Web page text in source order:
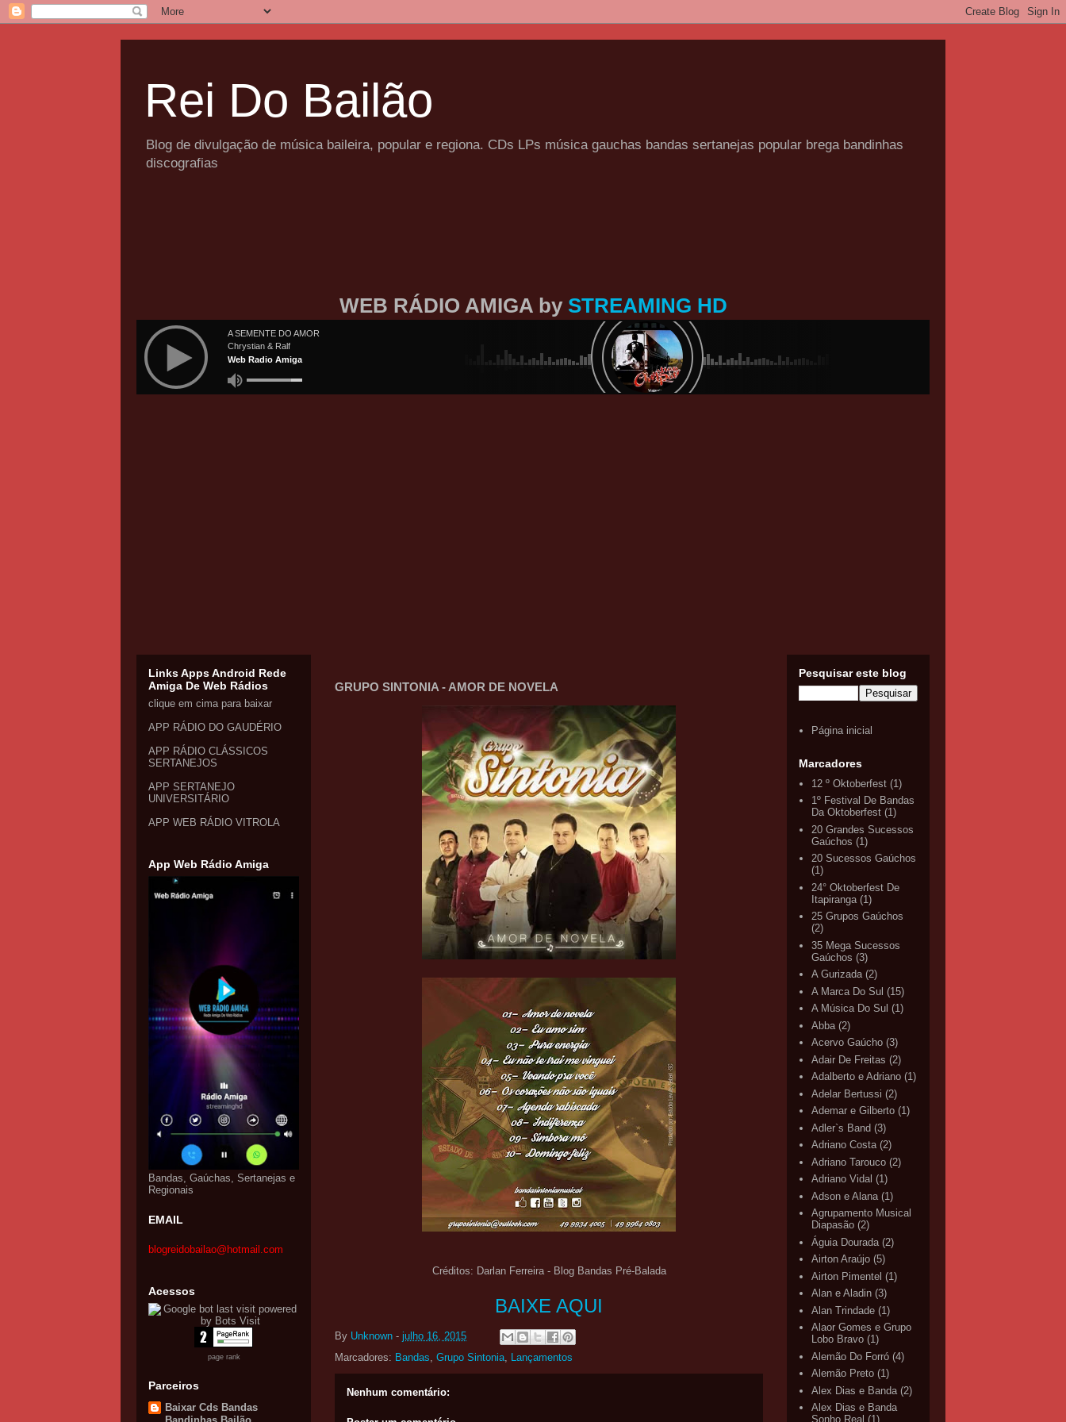
Rei Do Bailão
Blog de divulgação de música baileira, popular e regiona. CDs LPs música gauchas bandas sertanejas popular brega bandinhas
discografias
WEB RÁDIO AMIGA by STREAMING HD
GRUPO SINTONIA - AMOR DE NOVELA
Créditos: Darlan Ferreira - Blog Bandas Pré-Balada
BAIXE AQUI
By Unknown - julho 16, 2015
Marcadores: Bandas, Grupo Sintonia, Lançamentos
Nenhum comentário:
Links Apps Android Rede
Amiga De Web Rádios
clique em cima para baixar
APP RÁDIO DO GAUDÉRIO
APP RÁDIO CLÁSSICOS
SERTANEJOS
APP SERTANEJO
UNIVERSITÁRIO
APP WEB RÁDIO VITROLA
App Web Rádio Amiga
Bandas, Gaúchas, Sertanejas e
Regionais
EMAIL
blogreidobailao@hotmail.com
Acessos
page rank
Parceiros
Baixar Cds Bandas
Pesquisar este blog
Página inicial
Marcadores
12 º Oktoberfest (1)
1º Festival De Bandas
Da Oktoberfest (1)
20 Grandes Sucessos
Gaúchos (1)
20 Sucessos Gaúchos
(1)
24° Oktoberfest De
Itapiranga (1)
25 Grupos Gaúchos
(2)
35 Mega Sucessos
Gaúchos (3)
A Gurizada (2)
A Marca Do Sul (15)
A Música Do Sul (1)
Abba (2)
Acervo Gaúcho (3)
Adair De Freitas (2)
Adalberto e Adriano (1)
Adelar Bertussi (2)
Ademar e Gilberto (1)
Adler`s Band (3)
Adriano Costa (2)
Adriano Tarouco (2)
Adriano Vidal (1)
Adson e Alana (1)
Agrupamento Musical
Diapasão (2)
Águia Dourada (2)
Airton Araújo (5)
Airton Pimentel (1)
Alan e Aladin (3)
Alan Trindade (1)
Alaor Gomes e Grupo
Lobo Bravo (1)
Alemão Do Forró (4)
Alemão Preto (1)
Alex Dias e Banda (2)
Alex Dias e Banda
Sonho Real (1)